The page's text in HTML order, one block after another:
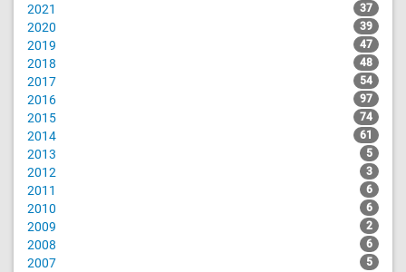
2021 37
2020 39
2019 47
2018 48
2017 54
2016 97
2015 74
2014 61
2013 5
2012 3
2011 6
2010 6
2009 2
2008 6
2007 5